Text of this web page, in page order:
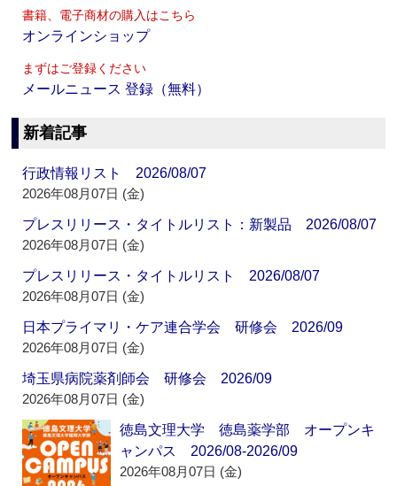
書籍、電子商材の購入はこちら
オンラインショップ
まずはご登録ください
メールニュース 登録（無料）
新着記事
行政情報リスト 2026/08/07
2026年08月07日 (金)
プレスリリース・タイトルリスト：新製品 2026/08/07
2026年08月07日 (金)
プレスリリース・タイトルリスト 2026/08/07
2026年08月07日 (金)
日本プライマリ・ケア連合学会 研修会 2026/09
2026年08月07日 (金)
埼玉県病院薬剤師会 研修会 2026/09
2026年08月07日 (金)
徳島文理大学 徳島薬学部 オープンキ
ャンパス 2026/08-2026/09
2026年08月07日 (金)